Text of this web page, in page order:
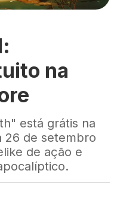
na
está grátis na
26 de setembro
de ação e